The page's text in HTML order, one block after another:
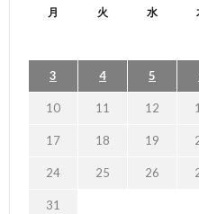
月 火 水
3 4 5
10 11 12
17 18 19
24 25 26
31